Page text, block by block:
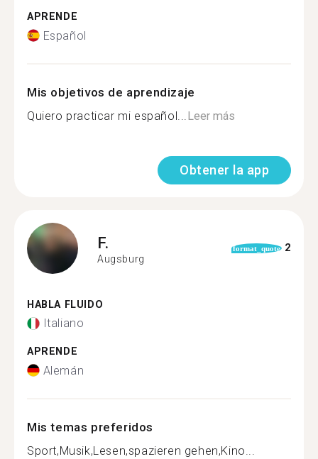
APRENDE
Español
Mis objetivos de aprendizaje
Quiero practicar mi español... Leer más
Obtener la app
F.
Augsburg
format_quote 2
HABLA FLUIDO
Italiano
APRENDE
Alemán
Mis temas preferidos
Sport,Musik,Lesen,spazieren gehen,Kino...